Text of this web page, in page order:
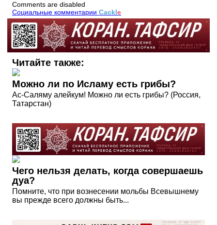
Comments are disabled
Социальные комментарии Cackle
Читайте также:
Можно ли по Исламу есть грибы?
Ас-Саляму алейкум! Можно ли есть грибы? (Россия,
Татарстан)
Чего нельзя делать, когда совершаешь
дуа?
Помните, что при вознесении мольбы Всевышнему
вы прежде всего должны быть...